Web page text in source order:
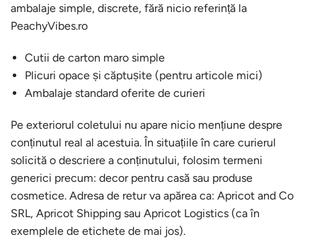
ambalaje simple, discrete, fără nicio referință la
PeachyVibes.ro
Cutii de carton maro simple
Plicuri opace și căptușite (pentru articole mici)
Ambalaje standard oferite de curieri
Pe exteriorul coletului nu apare nicio mențiune despre
conținutul real al acestuia. În situațiile în care curierul
solicită o descriere a conținutului, folosim termeni
generici precum: decor pentru casă sau produse
cosmetice. Adresa de retur va apărea ca: Apricot and Co
SRL, Apricot Shipping sau Apricot Logistics (ca în
exemplele de etichete de mai jos).